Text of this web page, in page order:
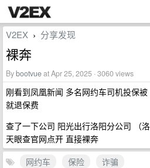
V2EX › 分享发现
裸奔
Bybootvueat Apr 25, 2025 · 3060 views
刚看到凤凰新闻 多名网约车司机投保
就退保费
查了一下公司 阳光出行洛阳分公司 （
天眼查官网点开 直接裸奔
网约车
保险
诈骗